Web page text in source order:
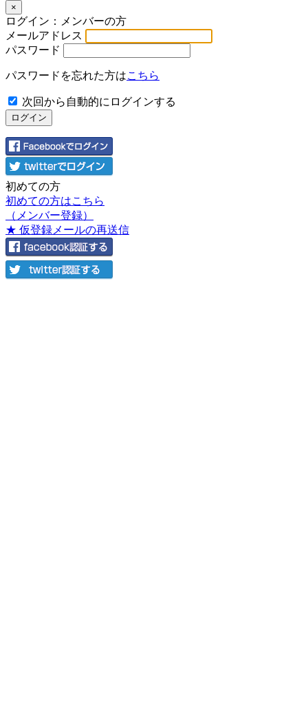
×
ログイン：メンバーの方
メールアドレス
パスワード
パスワードを忘れた方はこちら
次回から自動的にログインする
初めての方
初めての方はこちら
（メンバー登録）
★ 仮登録メールの再送信